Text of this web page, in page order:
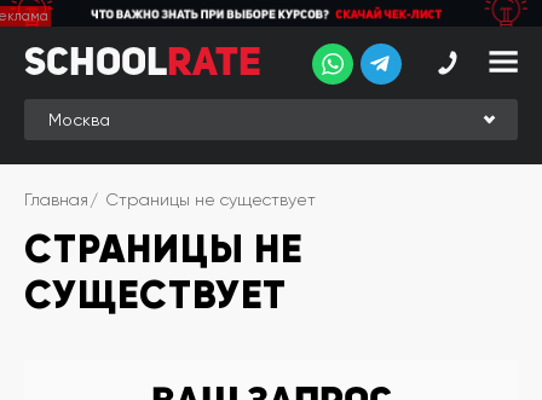
School
Rate
Рейтинг
Online-
рейтинг
Отзывы
студентов
SchoolRate
Главная Страницы не существует
СТРАНИЦЫ НЕ
СУЩЕСТВУЕТ